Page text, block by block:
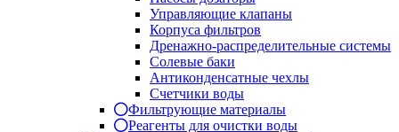
Управляющие клапаны
Корпуса фильтров
Дренажно-распределительные системы
Солевые баки
Антиконденсатные чехлы
Счетчики воды
Фильтрующие материалы
Реагенты для очистки воды